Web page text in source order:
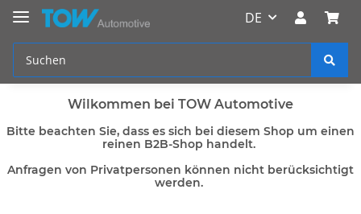
DE
Wilkommen bei TOW Automotive
Bitte beachten Sie, dass es sich bei diesem Shop um einen
reinen B2B-Shop handelt.
Anfragen von Privatpersonen können nicht berücksichtigt
werden.